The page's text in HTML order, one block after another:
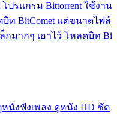
ปรแกรม Bittorrent ใช้งาน
ท BitComet แต่ขนาดไฟล์
กมากๆ เอาไว้ โหลดบิท Bi
หนังฟังเพลง ดูหนัง HD ชัด